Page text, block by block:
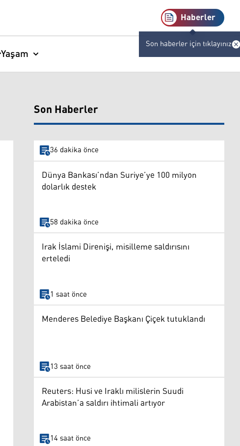
Haberler
Son haberler için tıklayınız
Yaşam
Son Haberler
36 dakika önce
Dünya Bankası’ndan Suriye’ye 100 milyon
dolarlık destek
58 dakika önce
Irak İslami Direnişi, misilleme saldırısını
erteledi
1 saat önce
Menderes Belediye Başkanı Çiçek tutuklandı
13 saat önce
Reuters: Husi ve Iraklı milislerin Suudi
Arabistan’a saldırı ihtimali artıyor
14 saat önce